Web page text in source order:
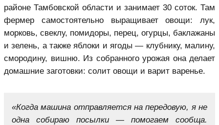
районе Тамбовской области и занимает 30 соток. Там
фермер самостоятельно выращивает овощи: лук,
морковь, свеклу, помидоры, перец, огурцы, баклажаны
и зелень, а также яблоки и ягоды — клубнику, малину,
смородину, вишню. Из собранного урожая она делает
домашние заготовки: солит овощи и варит варенье.
«Когда машина отправляется на передовую, я не
одна собираю посылки — помогаем сообща.